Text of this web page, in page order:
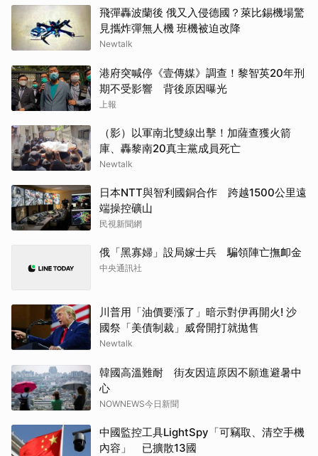
飛彈轟波蘭後 俄又入侵德國？萊比錫機場驚
見攜炸彈無人機 班機被迫改降
Newtalk
港府突喊停《壹傳媒》調查！黎智英20年刑
期不受影響 背後原因曝光
上報
（影）以軍南北雙線出擊！加薩查獲火箭
庫、轟黎南20真主黨成員死亡
Newtalk
日本NTT與智利國銅合作 跨越1500公里遠
端操控礦山
民視新聞網
俄「黑寡婦」設局嫁士兵 騙領陣亡撫卹金
中央通訊社
川普用「油價要漲了」暗示對伊再開火! 沙
國祭「美債制裁」威脅開打就拋售
Newtalk
韓國高溫難耐 街友因這原因不願進避暑中
心
NOWNEWS今日新聞
中國監控工具LightSpy「可竊取、清空手機
內容」 已擴散13國